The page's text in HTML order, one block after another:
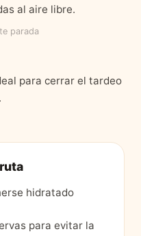
al aire libre.
parada
para cerrar el tardeo
hidratado
para evitar la